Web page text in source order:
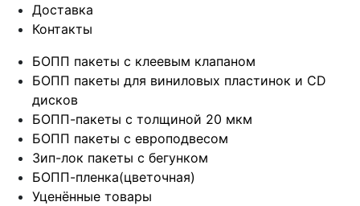
Доставка
Контакты
БОПП пакеты с клеевым клапаном
БОПП пакеты для виниловых пластинок и CD
дисков
БОПП-пакеты с толщиной 20 мкм
БОПП пакеты с европодвесом
Зип-лок пакеты с бегунком
БОПП-пленка(цветочная)
Уценённые товары